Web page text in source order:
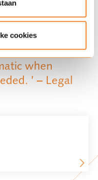
cookies
ahead of the
sparring
and seamless
when
’ – Legal